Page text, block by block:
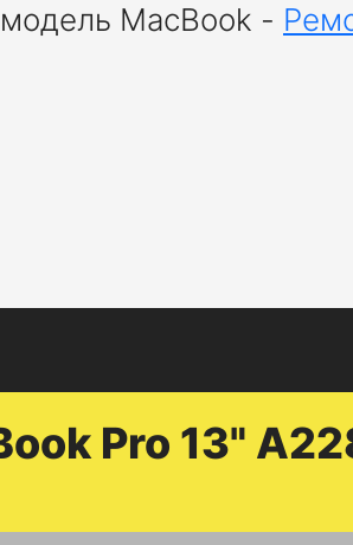
MacBook -
Pro 13"